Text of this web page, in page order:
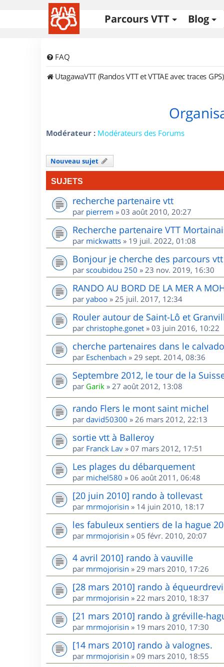
Parcours VTT Blog
FAQ
UtagawaVTT (Randos VTT et VTTAE avec traces GPS)
Modérateur : Modérateurs des Forums
Nouveau sujet
SUJETS
recherche partenaire vtt
par pierrem » 03 août 2010, 20:27
Recherche partenaire VTT
par mickwatts » 19 juil. 2022, 01:08
Bonjour je cherche des parcours
par scoubidou 250 » 23 nov. 2019, 16:30
RANDO AU BORD DE LA MER A
par yaboo » 25 juil. 2017, 12:34
Rouler autour de Saint-Lô et
par christophe.gonet » 03 juin 2016, 10:22
cherche partenaires dans le
par Eschenbach » 29 sept. 2014, 08:36
Septembre 2012, le tour de la
par Garik » 27 août 2012, 13:08
rando Flers le mont saint michel
par david50300 » 26 mars 2012, 22:13
sortie vtt à Balleroy
par Franck Lav » 07 mars 2012, 17:51
Les plages du débarquement
par michel580 » 06 août 2011, 06:48
[20 juin 2010] rando à tollevast
par mrmojorisin » 14 juin 2010, 18:17
les fabuleux sentiers de la hague
par mrmojorisin » 05 févr. 2010, 20:07
4 avril 2010] rando à vauville
par mrmojorisin » 29 mars 2010, 17:26
[28 mars 2010] rando à
par mrmojorisin » 22 mars 2010, 18:37
[21 mars 2010] rando à gréville-
par mrmojorisin » 19 mars 2010, 17:30
[14 mars 2010] rando à valognes.
par mrmojorisin » 09 mars 2010, 18:55